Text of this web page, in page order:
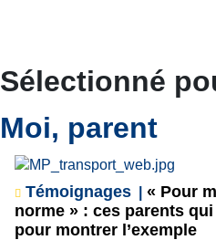
Sélectionné
Moi, parent
Témoignages
« Pour
norme » : ces parents
pour montrer l’exemple